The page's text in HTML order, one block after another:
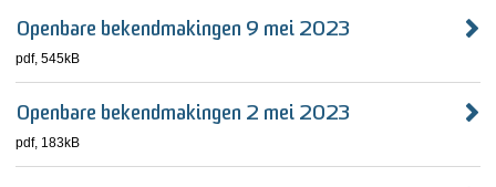
Openbare bekendmakingen 9 mei 2023
pdf, 545kB
Openbare bekendmakingen 2 mei 2023
pdf, 183kB